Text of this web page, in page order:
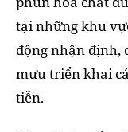
tại những khu
động nhận định,
mưu triển khai
tiễn.